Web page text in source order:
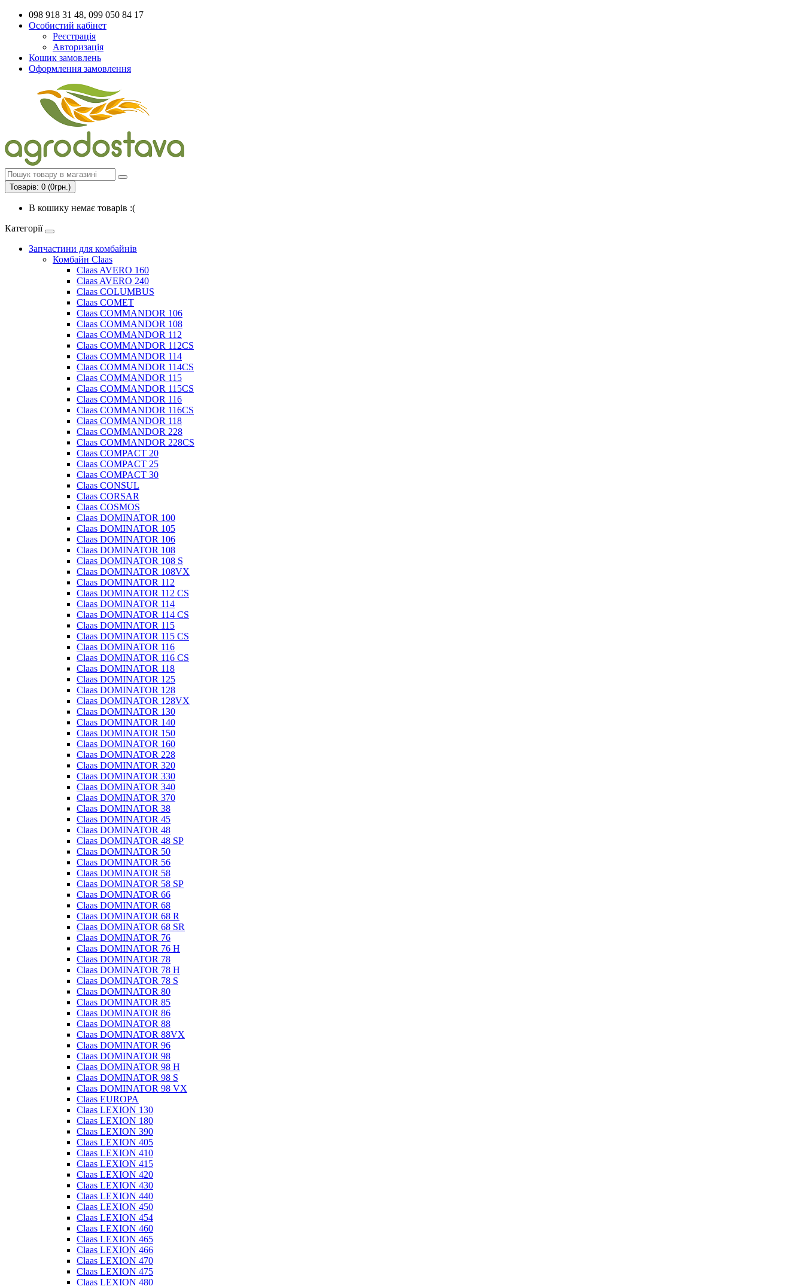
098 918 31 48, 099 050 84 17
Особистий кабінет
Реєстрація
Авторизація
Кошик замовлень
Оформлення замовлення
Товарів: 0 (0грн.)
В кошику немає товарів :(
Категорії
Запчастини для комбайнів
Комбайн Claas
Claas AVERO 160
Claas AVERO 240
Claas COLUMBUS
Claas COMET
Claas COMMANDOR 106
Claas COMMANDOR 108
Claas COMMANDOR 112
Claas COMMANDOR 112CS
Claas COMMANDOR 114
Claas COMMANDOR 114CS
Claas COMMANDOR 115
Claas COMMANDOR 115CS
Claas COMMANDOR 116
Claas COMMANDOR 116CS
Claas COMMANDOR 118
Claas COMMANDOR 228
Claas COMMANDOR 228CS
Claas COMPACT 20
Claas COMPACT 25
Claas COMPACT 30
Claas CONSUL
Claas CORSAR
Claas COSMOS
Claas DOMINATOR 100
Claas DOMINATOR 105
Claas DOMINATOR 106
Claas DOMINATOR 108
Claas DOMINATOR 108 S
Claas DOMINATOR 108VX
Claas DOMINATOR 112
Claas DOMINATOR 112 CS
Claas DOMINATOR 114
Claas DOMINATOR 114 CS
Claas DOMINATOR 115
Claas DOMINATOR 115 CS
Claas DOMINATOR 116
Claas DOMINATOR 116 CS
Claas DOMINATOR 118
Claas DOMINATOR 125
Claas DOMINATOR 128
Claas DOMINATOR 128VX
Claas DOMINATOR 130
Claas DOMINATOR 140
Claas DOMINATOR 150
Claas DOMINATOR 160
Claas DOMINATOR 228
Claas DOMINATOR 320
Claas DOMINATOR 330
Claas DOMINATOR 340
Claas DOMINATOR 370
Claas DOMINATOR 38
Claas DOMINATOR 45
Claas DOMINATOR 48
Claas DOMINATOR 48 SP
Claas DOMINATOR 50
Claas DOMINATOR 56
Claas DOMINATOR 58
Claas DOMINATOR 58 SP
Claas DOMINATOR 66
Claas DOMINATOR 68
Claas DOMINATOR 68 R
Claas DOMINATOR 68 SR
Claas DOMINATOR 76
Claas DOMINATOR 76 H
Claas DOMINATOR 78
Claas DOMINATOR 78 H
Claas DOMINATOR 78 S
Claas DOMINATOR 80
Claas DOMINATOR 85
Claas DOMINATOR 86
Claas DOMINATOR 88
Claas DOMINATOR 88VX
Claas DOMINATOR 96
Claas DOMINATOR 98
Claas DOMINATOR 98 H
Claas DOMINATOR 98 S
Claas DOMINATOR 98 VX
Claas EUROPA
Claas LEXION 130
Claas LEXION 180
Claas LEXION 390
Claas LEXION 405
Claas LEXION 410
Claas LEXION 415
Claas LEXION 420
Claas LEXION 430
Claas LEXION 440
Claas LEXION 450
Claas LEXION 454
Claas LEXION 460
Claas LEXION 465
Claas LEXION 466
Claas LEXION 470
Claas LEXION 475
Claas LEXION 480